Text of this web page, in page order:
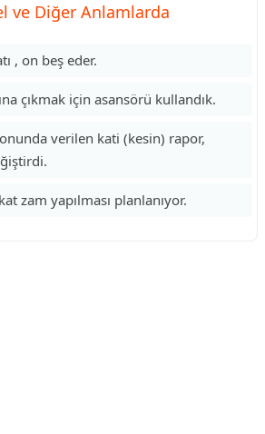
ve Diğer Anlamlarda
, on beş eder.
çıkmak için asansörü kullandık.
verilen kati (kesin) rapor,
zam yapılması planlanıyor.